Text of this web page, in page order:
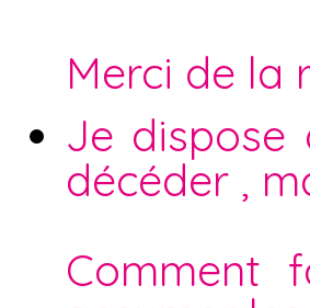
Merci de la
Je dispose
décéder ,
Comment